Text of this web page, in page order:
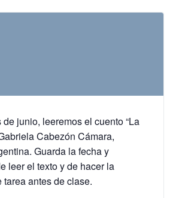
de junio, leeremos el cuento “La
Cabezón Cámara,
Guarda la fecha y
leer el texto y de hacer la
tarea antes de clase.